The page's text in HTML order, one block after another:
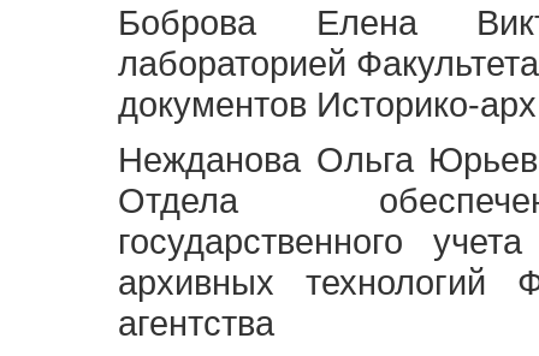
Боброва Елена
лабораторией
документов Историко-
Нежданова Ольга
Отдела
государственного
архивных технологий
агентства